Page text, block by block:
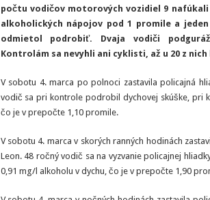
počtu vodičov motorových vozidiel 9
alkoholických nápojov pod 1 promile a
odmietol podrobiť. Dvaja vodiči
Kontrolám sa nevyhli ani cyklisti, až u 20 z
V sobotu 4. marca po polnoci zastavila policajná
vodič sa pri kontrole podrobil dychovej skúške, pri
čo je v prepočte 1,10 promile.
V sobotu 4. marca v skorých ranných hodinách
Leon. 48 ročný vodič sa na vyzvanie policajnej
0,91 mg/l alkoholu v dychu, čo je v prepočte 1,90